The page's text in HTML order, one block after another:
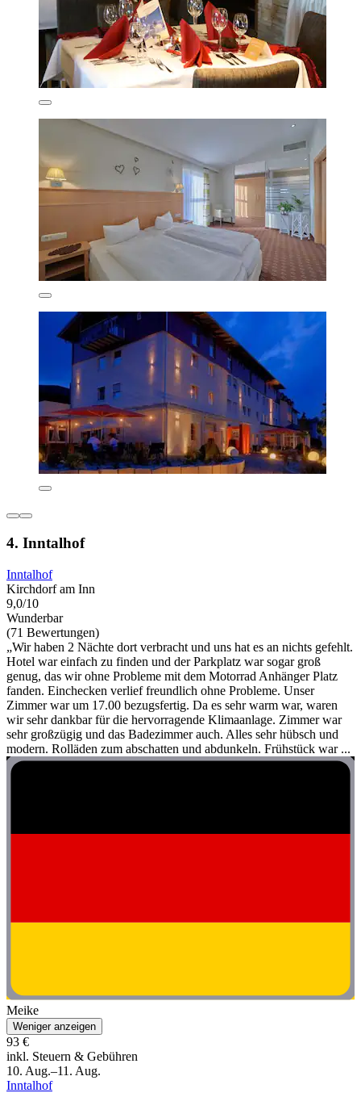
4. Inntalhof
Inntalhof
Kirchdorf am Inn
9,0/10
Wunderbar
(71 Bewertungen)
„Wir haben 2 Nächte dort verbracht und uns hat es an nichts gefehlt.
Hotel war einfach zu finden und der Parkplatz war sogar groß
genug, das wir ohne Probleme mit dem Motorrad Anhänger Platz
fanden. Einchecken verlief freundlich ohne Probleme. Unser
Zimmer war um 17.00 bezugsfertig. Da es sehr warm war, waren
wir sehr dankbar für die hervorragende Klimaanlage. Zimmer war
sehr großzügig und das Badezimmer auch. Alles sehr hübsch und
modern. Rolläden zum abschatten und abdunkeln. Frühstück war ...
Meike
Weniger anzeigen
93 €
inkl. Steuern & Gebühren
10. Aug.–11. Aug.
Inntalhof